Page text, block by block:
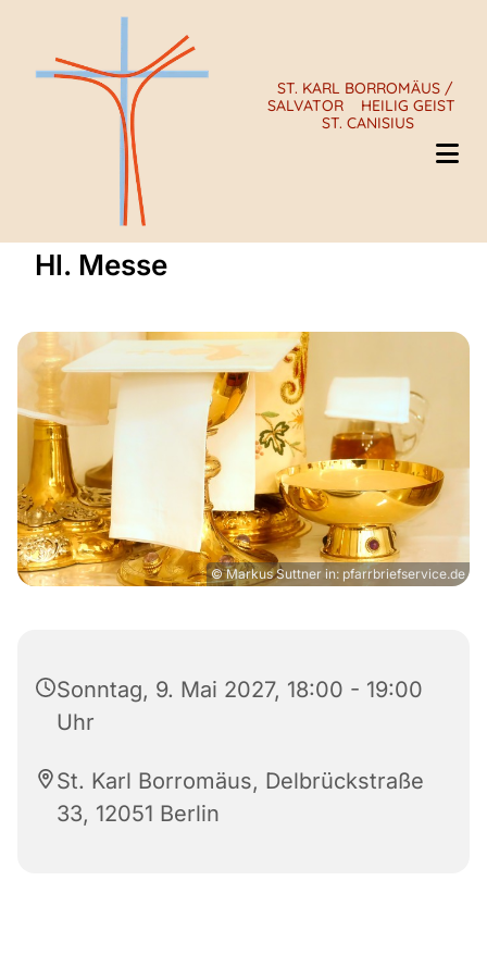
ST. KARL BORROMÄUS /
SALVATOR
HEILIG GEIST
ST. CANISIUS
Hl. Messe
© Markus Suttner in: pfarrbriefservice.de
Sonntag, 9. Mai 2027, 18:00 - 19:00
Uhr
St. Karl Borromäus, Delbrückstraße
33, 12051 Berlin